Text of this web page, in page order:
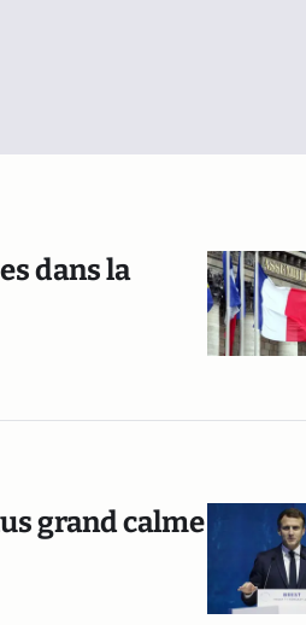
dans la
grand calme